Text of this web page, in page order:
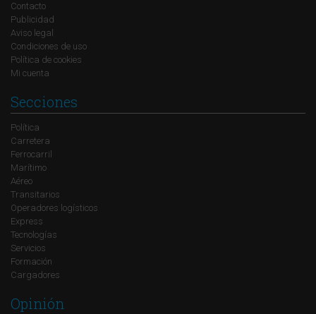
Contacto
Publicidad
Aviso legal
Condiciones de uso
Política de cookies
Mi cuenta
Secciones
Política
Carretera
Ferrocarril
Marítimo
Aéreo
Transitarios
Operadores logísticos
Express
Tecnologías
Servicios
Formación
Cargadores
Opinión